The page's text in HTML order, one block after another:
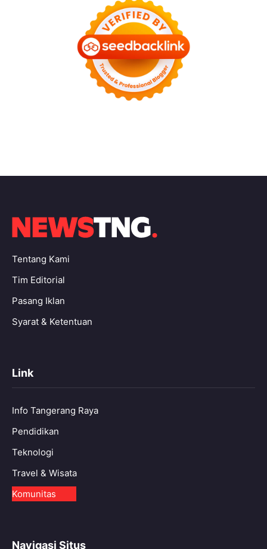
Tentang Kami
Tim Editorial
Pasang Iklan
Syarat & Ketentuan
Link
Info Tangerang Raya
Pendidikan
Teknologi
Travel & Wisata
Komunitas
Navigasi Situs